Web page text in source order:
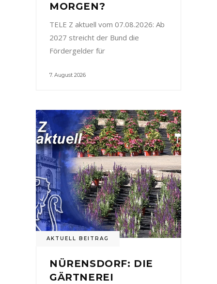
MORGEN?
TELE Z aktuell vom 07.08.2026: Ab
2027 streicht der Bund die
Fördergelder für
7. August 2026
AKTUELL BEITRAG
NÜRENSDORF: DIE
GÄRTNEREI